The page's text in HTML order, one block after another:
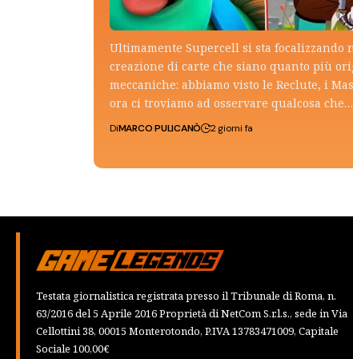
Ultimamente Supercell si sta focalizzando
creazione di carte che siano quanto più
meccaniche: abbiamo visto le Reclute, i
ora ci troviamo ad osservare qualcosa che…
DiMARCO PULICANÒ 2 giorni fa
Testata giornalistica registrata presso il Tribunale di Roma, n.
63/2016 del 5 Aprile 2016 Proprietà di NetCom S.r.l.s., sede in Via
Cellottini 38, 00015 Monterotondo, P.IVA 13783471009, Capitale
Sociale 100,00€